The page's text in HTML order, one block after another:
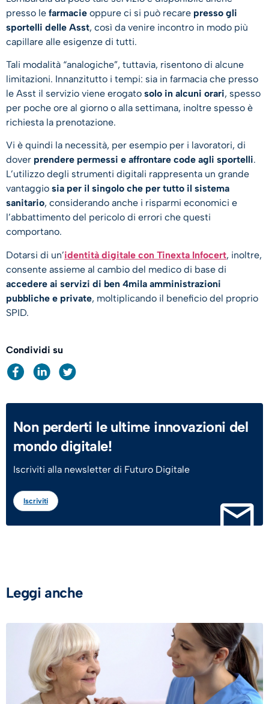
presso le farmacie oppure ci si può recare presso gli
sportelli delle Asst, così da venire incontro in modo più
capillare alle esigenze di tutti.
Tali modalità “analogiche”, tuttavia, risentono di alcune
limitazioni. Innanzitutto i tempi: sia in farmacia che presso
le Asst il servizio viene erogato solo in alcuni orari, spesso
per poche ore al giorno o alla settimana, inoltre spesso è
richiesta la prenotazione.
Vi è quindi la necessità, per esempio per i lavoratori, di
dover prendere permessi e affrontare code agli sportelli.
L’utilizzo degli strumenti digitali rappresenta un grande
vantaggio sia per il singolo che per tutto il sistema
sanitario, considerando anche i risparmi economici e
l’abbattimento del pericolo di errori che questi
comportano.
Dotarsi di un’identità digitale con Tinexta Infocert, inoltre,
consente assieme al cambio del medico di base di
accedere ai servizi di ben 4mila amministrazioni
pubbliche e private, moltiplicando il beneficio del proprio
SPID.
Condividi su
Non perderti le ultime innovazioni del
mondo digitale!
Iscriviti alla newsletter di Futuro Digitale
Iscriviti
Leggi anche